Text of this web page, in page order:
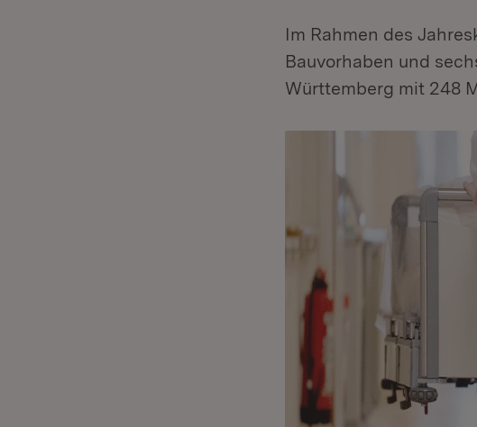
Im Rahmen des
Bauvorhaben und
Württemberg mit 248